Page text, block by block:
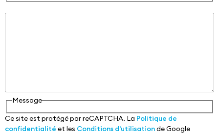
Message
Ce site est protégé par reCAPTCHA. La Politique de
confidentialité et les Conditions d'utilisationde Google